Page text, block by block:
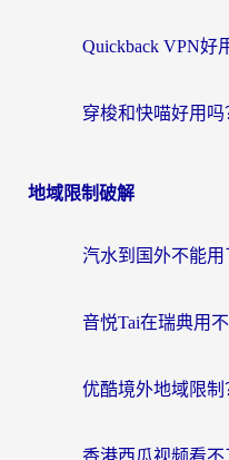
地域限制破解